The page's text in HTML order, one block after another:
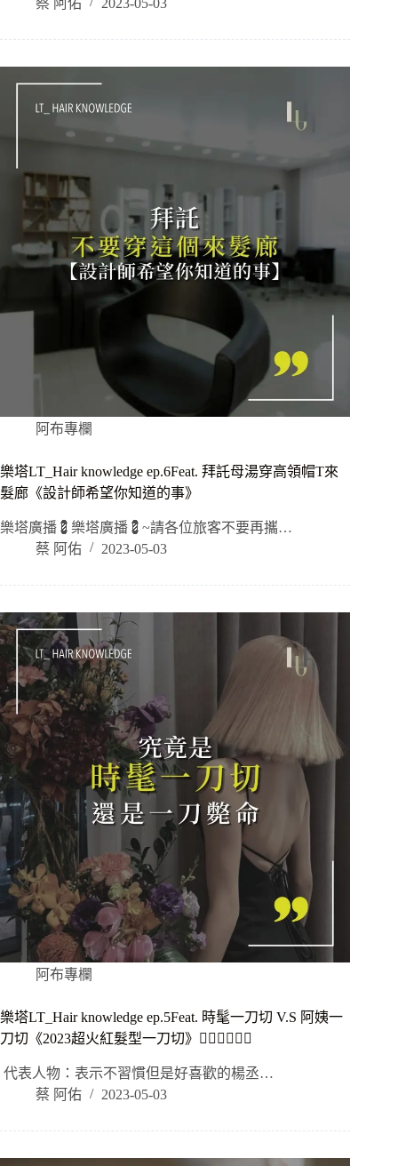
蔡 阿佑
2023-05-03
阿布專欄
樂塔LT_Hair knowledge ep.6Feat. 拜託母湯穿高領帽T來
髮廊《設計師希望你知道的事》
樂塔廣播💈樂塔廣播💈~請各位旅客不要再攜…
蔡 阿佑
2023-05-03
阿布專欄
樂塔LT_Hair knowledge ep.5Feat. 時髦一刀切 V.S 阿姨一
刀切《2023超火紅髮型一刀切》❤️‍🔥❤️‍🔥❤️‍🔥
​ 代表人物：表示不習慣但是好喜歡的楊丞…
蔡 阿佑
2023-05-03